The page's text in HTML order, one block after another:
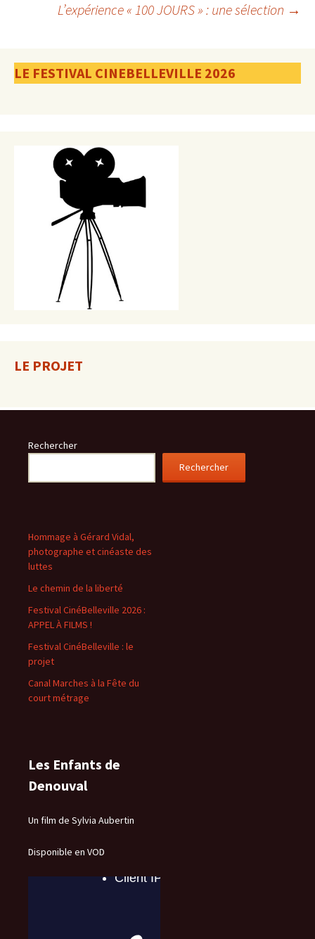
articles
L’expérience « 100 JOURS » : une sélection →
LE FESTIVAL CINEBELLEVILLE 2026
LE PROJET
Rechercher
Rechercher
Hommage à Gérard Vidal,
photographe et cinéaste des
luttes
Le chemin de la liberté
Festival CinéBelleville 2026 :
APPEL À FILMS !
Festival CinéBelleville : le
projet
Canal Marches à la Fête du
court métrage
Les Enfants de
Denouval
Un film de Sylvia Aubertin
Disponible en VOD